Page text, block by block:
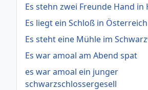
Es stehn zwei Freunde Hand in
Es liegt ein Schloß in Österreich
Es steht eine Mühle im
Es war amoal am Abend spat
es war amoal ein junger
schwarzschlossergesell